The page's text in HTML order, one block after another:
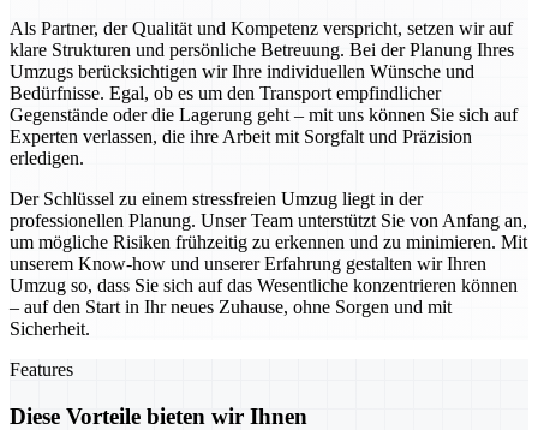
Als Partner, der Qualität und Kompetenz verspricht, setzen wir auf
klare Strukturen und persönliche Betreuung. Bei der Planung Ihres
Umzugs berücksichtigen wir Ihre individuellen Wünsche und
Bedürfnisse. Egal, ob es um den Transport empfindlicher
Gegenstände oder die Lagerung geht – mit uns können Sie sich auf
Experten verlassen, die ihre Arbeit mit Sorgfalt und Präzision
erledigen.
Der Schlüssel zu einem stressfreien Umzug liegt in der
professionellen Planung. Unser Team unterstützt Sie von Anfang an,
um mögliche Risiken frühzeitig zu erkennen und zu minimieren. Mit
unserem Know-how und unserer Erfahrung gestalten wir Ihren
Umzug so, dass Sie sich auf das Wesentliche konzentrieren können
– auf den Start in Ihr neues Zuhause, ohne Sorgen und mit
Sicherheit.
Features
Diese Vorteile bieten wir Ihnen